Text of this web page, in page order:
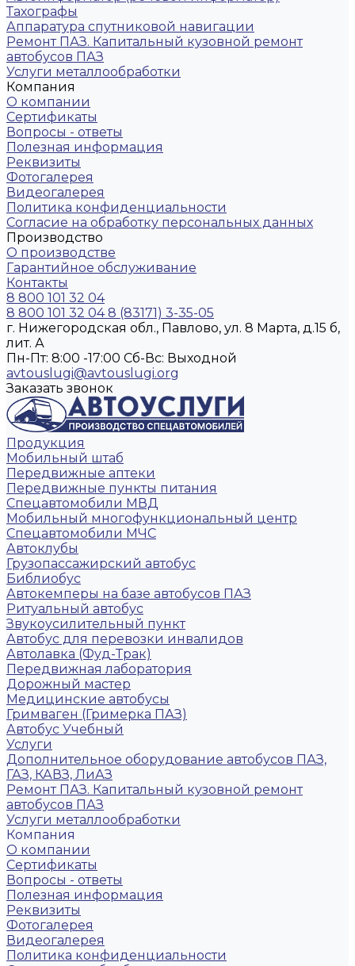
Тахографы
Аппаратура спутниковой навигации
Ремонт ПАЗ. Капитальный кузовной ремонт
автобусов ПАЗ
Услуги металлообработки
Компания
О компании
Сертификаты
Вопросы - ответы
Полезная информация
Реквизиты
Фотогалерея
Видеогалерея
Политика конфиденциальности
Согласие на обработку персональных данных
Производство
О производстве
Гарантийное обслуживание
Контакты
8 800 101 32 04
8 800 101 32 04 8 (83171) 3-35-05
г. Нижегородская обл., Павлово, ул. 8 Марта, д.15 б,
лит. А
Пн-Пт: 8:00 -17:00 Cб-Вс: Выходной
avtouslugi@avtouslugi.org
Заказать звонок
Продукция
Мобильный штаб
Передвижные аптеки
Передвижные пункты питания
Спецавтомобили МВД
Мобильный многофункциональный центр
Спецавтомобили МЧС
Автоклубы
Грузопассажирский автобус
Библиобус
Автокемперы на базе автобусов ПАЗ
Ритуальный автобус
Звукоусилительный пункт
Автобус для перевозки инвалидов
Автолавка (Фуд-Трак)
Передвижная лаборатория
Дорожный мастер
Медицинские автобусы
Гримваген (Гримерка ПАЗ)
Автобус Учебный
Услуги
Дополнительное оборудование автобусов ПАЗ,
ГАЗ, КАВЗ, ЛиАЗ
Ремонт ПАЗ. Капитальный кузовной ремонт
автобусов ПАЗ
Услуги металлообработки
Компания
О компании
Сертификаты
Вопросы - ответы
Полезная информация
Реквизиты
Фотогалерея
Видеогалерея
Политика конфиденциальности